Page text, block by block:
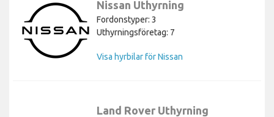
Nissan Uthyrning
Fordonstyper: 3
Uthyrningsföretag: 7
Visa hyrbilar för Nissan
Land Rover Uthyrning